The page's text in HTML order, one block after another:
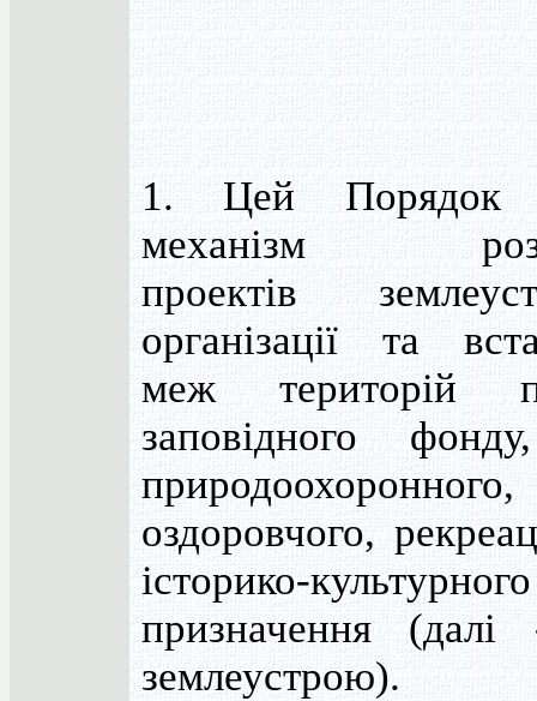
1. Цей Порядок
механізм
проектів
організації та
меж територій
заповідного
природоохоронного,
оздоровчого,
історико-культурного
призначення
землеустрою).